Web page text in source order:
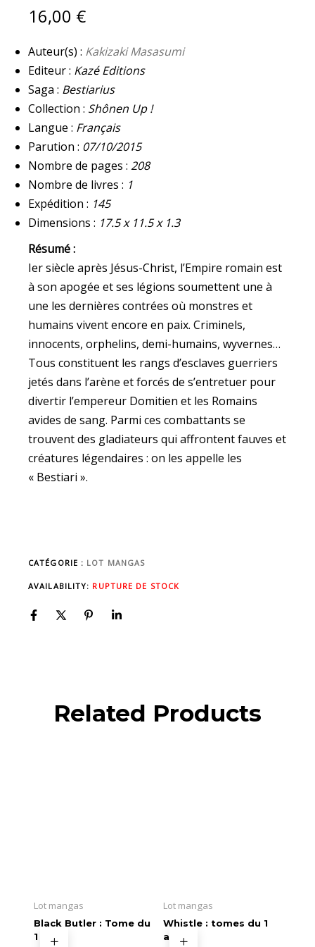
16,00 €
Auteur(s) : Kakizaki Masasumi
Editeur : Kazé Editions
Saga : Bestiarius
Collection : Shônen Up !
Langue : Français
Parution : 07/10/2015
Nombre de pages : 208
Nombre de livres : 1
Expédition : 145
Dimensions : 17.5 x 11.5 x 1.3
Résumé :
Ier siècle après Jésus-Christ, l’Empire romain est
à son apogée et ses légions soumettent une à
une les dernières contrées où monstres et
humains vivent encore en paix. Criminels,
innocents, orphelins, demi-humains, wyvernes…
Tous constituent les rangs d’esclaves guerriers
jetés dans l’arène et forcés de s’entretuer pour
divertir l’empereur Domitien et les Romains
avides de sang. Parmi ces combattants se
trouvent des gladiateurs qui affrontent fauves et
créatures légendaires : on les appelle les
« Bestiari ».
CATÉGORIE : LOT MANGAS
AVAILABILITY: RUPTURE DE STOCK
Related Products
Lot mangas
Black Butler : Tome du
1 au 4
Lot mangas
Whistle : tomes du 1
au 9